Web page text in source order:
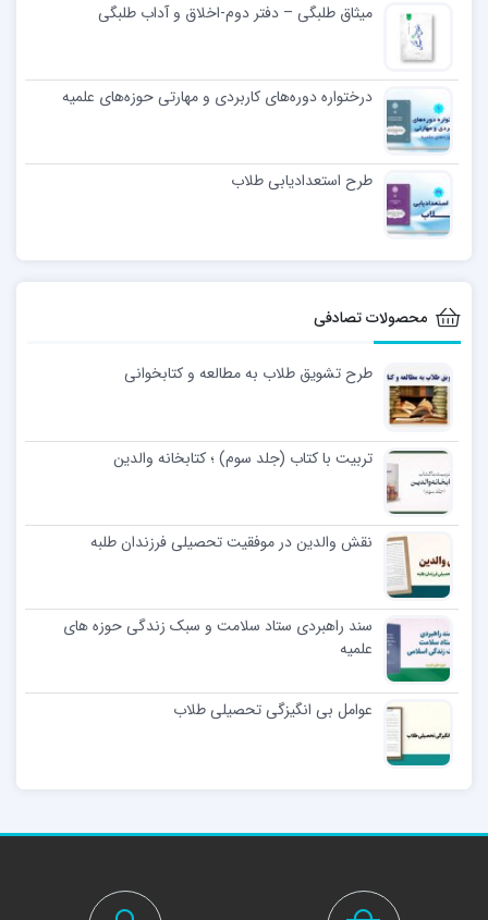
میثاق طلبگی – دفتر دوم-اخلاق و آداب طلبگی
درختواره دوره‌های کاربردی و مهارتی حوزه‌های علمیه
طرح استعدادیابی طلاب
محصولات تصادفی
طرح تشویق طلاب به مطالعه و کتابخوانی
تربیت با کتاب (جلد سوم) ؛ کتابخانه والدین
نقش والدین در موفقیت تحصیلی فرزندان طلبه
سند راهبردی ستاد سلامت و سبک زندگی حوزه های
علمیه
عوامل بی انگیزگی تحصیلی طلاب